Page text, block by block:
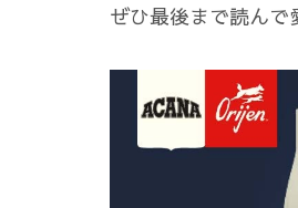
ぜひ最後まで読んで